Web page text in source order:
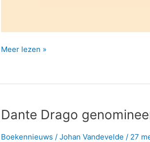
Tweede
Dante
Meer lezen »
Dante Drago
Boekennieuws / Johan Vandevelde / 27